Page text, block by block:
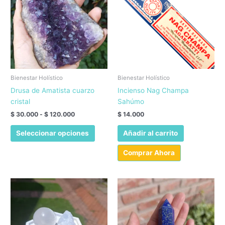
Bienestar Holístico
Drusa de Amatista cuarzo
cristal
$ 30.000 - $ 120.000Rango
desde
Seleccionar opciones
Este
producto
múltiples
Las
opciones
pueden
Bienestar Holístico
Incienso Nag Champa
Sahúmo
$ 14.000
Añadir al carrito
Comprar Ahora